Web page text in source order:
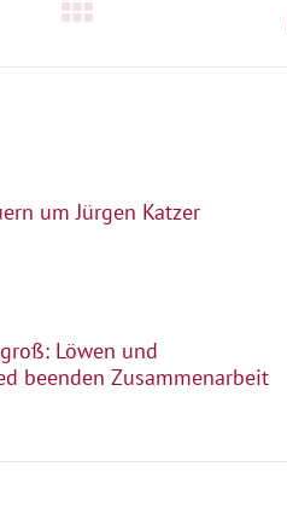
um Jürgen Katzer
Löwen und
beenden Zusammenarbeit